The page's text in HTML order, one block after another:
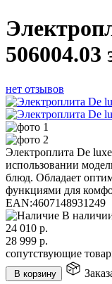
506004.03
нет отзывов
Электроплита De
использовании
блюд. Обладает
функциями для
EAN:4607148931249
В
24 010 р.
28 999 р.
сопутствующие
В корзину